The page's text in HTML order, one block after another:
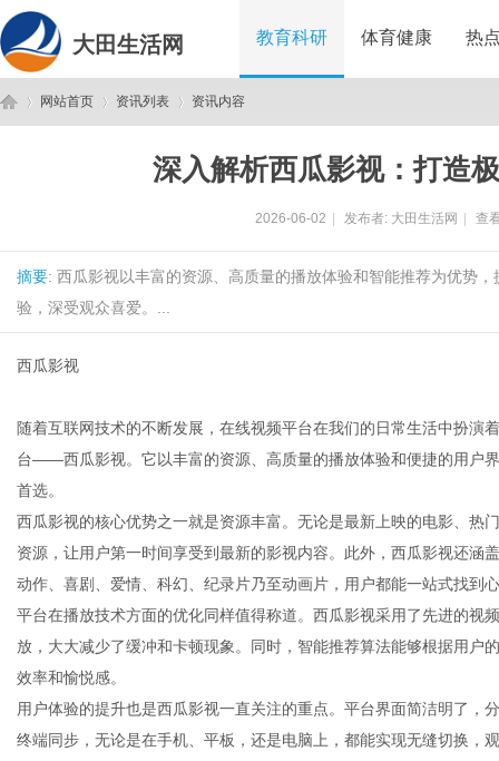
大田生活网 教育科研 体育健康 热
网站首页 资讯列表 资讯内容
深入解析西瓜影视：打造
2026-06-02 发布者: 大田生活网 查
摘要: 西瓜影视以丰富的资源、高质量的播放体验和智能推荐为优势
验，深受观众喜爱。...
西瓜影视
随着互联网技术的不断发展，在线视频平台在我们的日常生活中扮演
台——西瓜影视。它以丰富的资源、高质量的播放体验和便捷的用户
首选。
西瓜影视的核心优势之一就是资源丰富。无论是最新上映的电影、热
资源，让用户第一时间享受到最新的影视内容。此外，西瓜影视还涵
动作、喜剧、爱情、科幻、纪录片乃至动画片，用户都能一站式找到
平台在播放技术方面的优化同样值得称道。西瓜影视采用了先进的视
放，大大减少了缓冲和卡顿现象。同时，智能推荐算法能够根据用户
效率和愉悦感。
用户体验的提升也是西瓜影视一直关注的重点。平台界面简洁明了，
终端同步，无论是在手机、平板，还是电脑上，都能实现无缝切换，